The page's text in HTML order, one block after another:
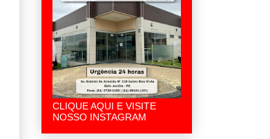
CLIQUE AQUI E VISITE
NOSSO INSTAGRAM